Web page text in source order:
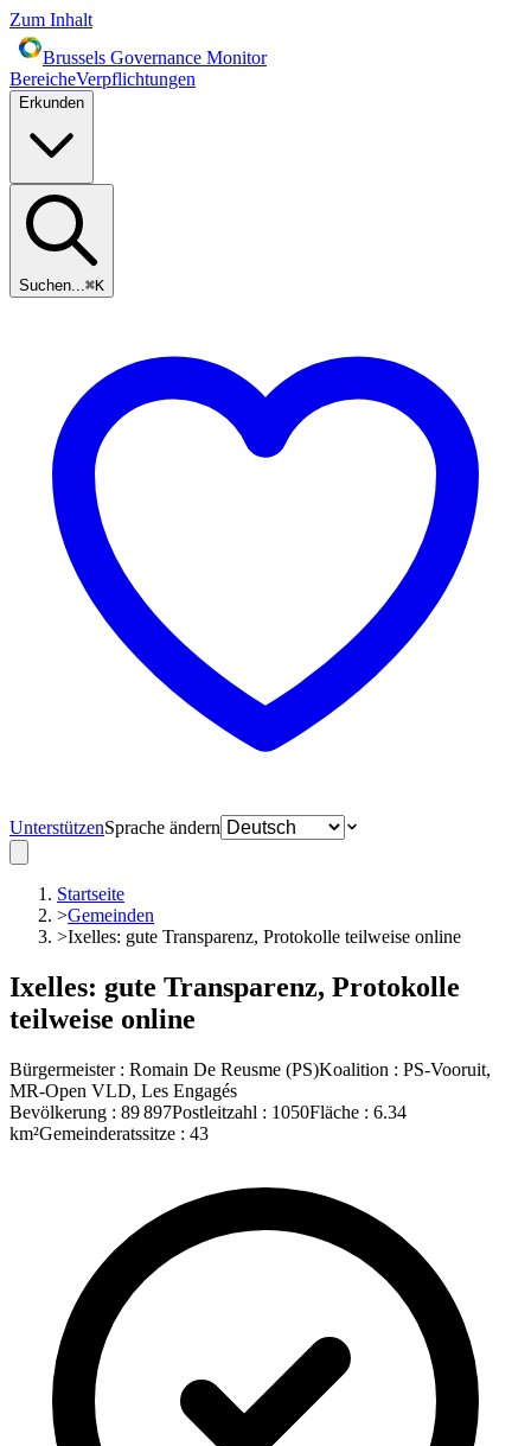
Zum Inhalt
Brussels Governance Monitor
BereicheVerpflichtungen
Erkunden
Suchen...⌘K
UnterstützenSprache ändern
Startseite
>Gemeinden
>Ixelles: gute Transparenz, Protokolle teilweise online
Ixelles: gute Transparenz, Protokolle
teilweise online
Bürgermeister: Romain De Reusme (PS)Koalition : PS-Vooruit,
MR-Open VLD, Les Engagés
Bevölkerung : 89 897Postleitzahl : 1050Fläche : 6.34
km²Gemeinderatssitze : 43